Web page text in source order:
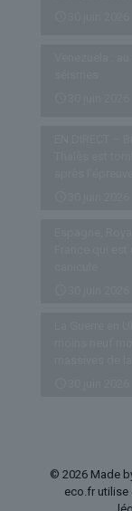
© 2026 Made
eco.fr